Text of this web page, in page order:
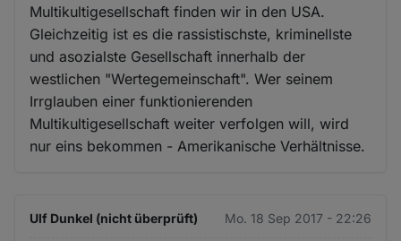
Multikultigesellschaft finden wir in den USA.
Gleichzeitig ist es die rassistischste, kriminellste
und asozialste Gesellschaft innerhalb der
westlichen "Wertegemeinschaft". Wer seinem
Irrglauben einer funktionierenden
Multikultigesellschaft weiter verfolgen will, wird
nur eins bekommen - Amerikanische Verhältnisse.
Ulf Dunkel (nicht überprüft) Mo. 18 Sep 2017 - 22:26